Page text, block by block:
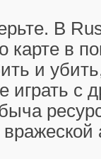
В
карте в
и
с